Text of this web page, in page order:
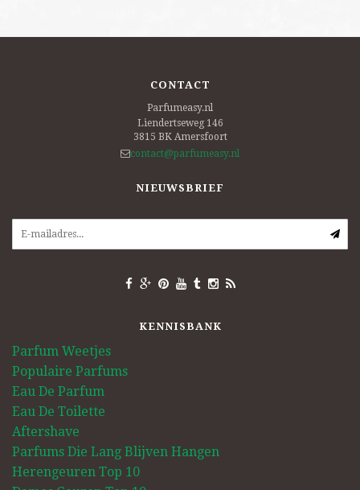
CONTACT
Parfumeasy.nl
Liendertseweg 146
3815 BK Amersfoort
contact@parfumeasy.nl
NIEUWSBRIEF
KENNISBANK
Parfum Weetjes
Populaire Parfums
Eau De Parfum
Eau De Toilette
Aftershave
Parfums Die Lang Blijven Hangen
Herengeuren Top 10